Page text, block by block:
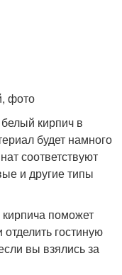
фото
кирпич в
будет намного
соответствуют
и другие типы
поможет
гостиную
вы взялись за